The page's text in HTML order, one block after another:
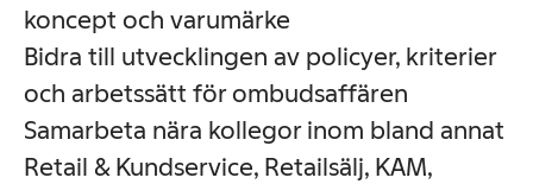
koncept och varumärke
Bidra till utvecklingen av policyer, kriterier
och arbetssätt för ombudsaffären
Samarbeta nära kollegor inom bland annat
Retail & Kundservice, Retailsälj, KAM,